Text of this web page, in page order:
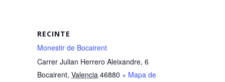
RECINTE
Monestir de Bocairent
Carrer Julian Herrero Aleixandre, 6
Bocairent, Valencia 46880 + Mapa de